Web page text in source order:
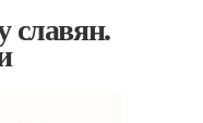
славян.